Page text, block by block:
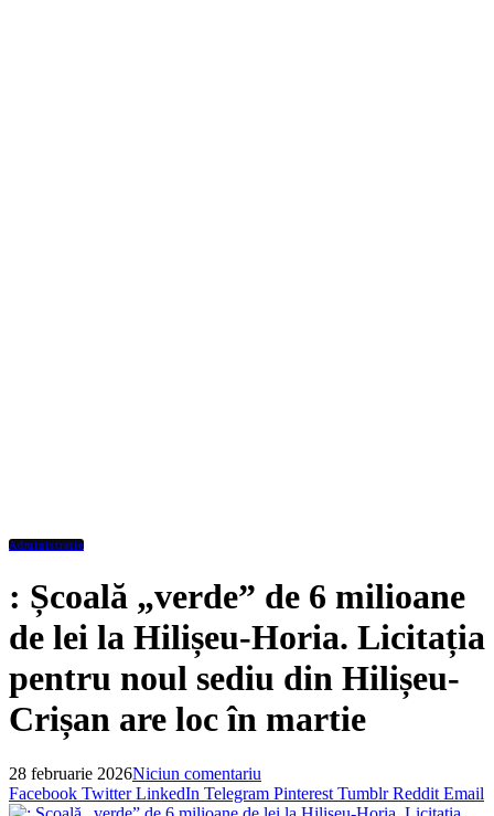
Administratie
: Școală „verde” de 6 milioane
de lei la Hilișeu-Horia. Licitația
pentru noul sediu din Hilișeu-
Crișan are loc în martie
28 februarie 2026Niciun comentariu
Facebook Twitter LinkedIn Telegram Pinterest Tumblr Reddit Email